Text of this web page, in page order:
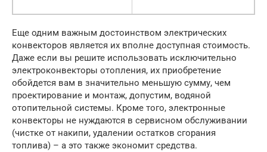
Еще одним важным достоинством электрических
конвекторов является их вполне доступная стоимость.
Даже если вы решите использовать исключительно
электроконвекторы отопления, их приобретение
обойдется вам в значительно меньшую сумму, чем
проектирование и монтаж, допустим, водяной
отопительной системы. Кроме того, электронные
конвекторы не нуждаются в сервисном обслуживании
(чистке от накипи, удалении остатков сгорания
топлива) – а это также экономит средства.